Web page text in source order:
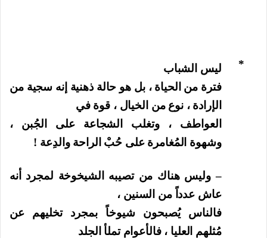
*
ليس الشباب
فترة من الحياة ، بل هو حالة ذهنية إنه سجية من
الإرادة ، نوع من الخيال ، قوة في
العواطف ، وتغلب الشجاعة على الجُبن ،
وشهوة المُغامرة على حُبْ الراحة والدِعة !
– وليس هناك من تصيبه الشيخوخة لمجرد أنه
عاش عدداً من السنين ،
فالناس يُصبحون شيوخاً بمجرد تخليهم عن
مُثلهم العليا ، فالأعوام تملأ الجلد